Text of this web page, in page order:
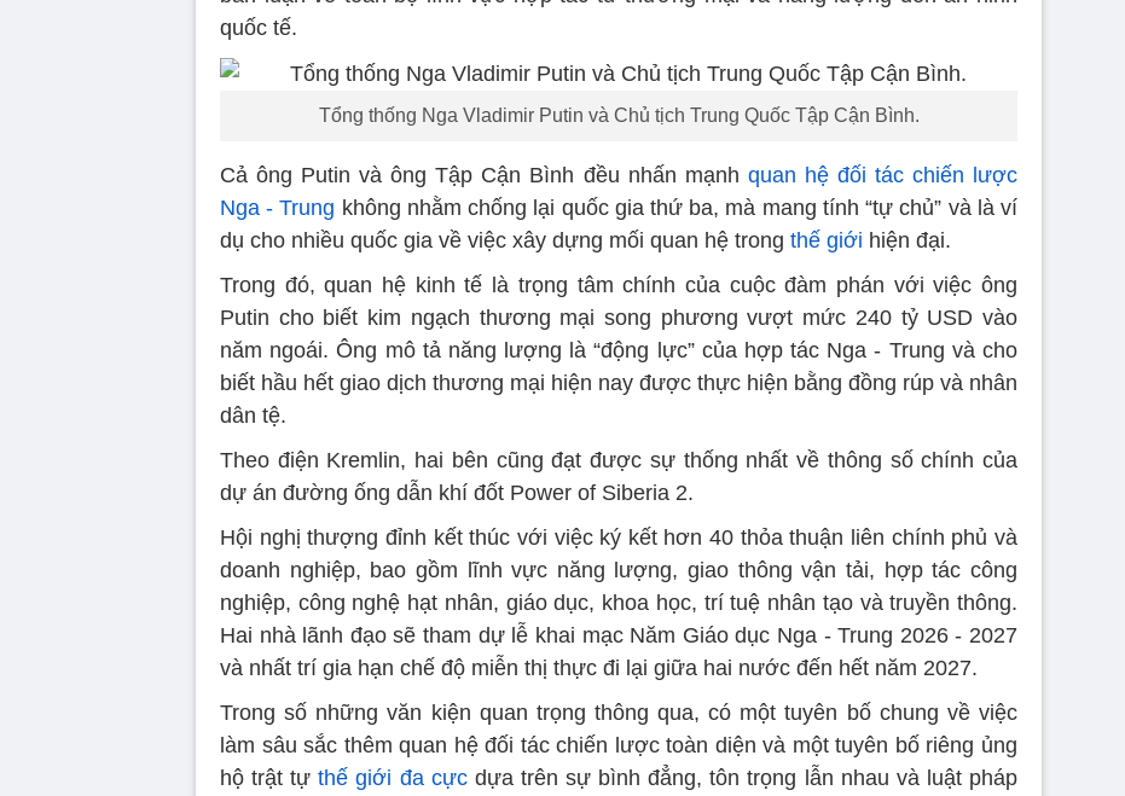
quốc tế.
Tổng thống Nga Vladimir Putin và Chủ tịch Trung Quốc Tập Cận Bình.
Cả ông Putin và ông Tập Cận Bình đều nhấn mạnh quan hệ đối tác chiến lược
Nga - Trung không nhằm chống lại quốc gia thứ ba, mà mang tính “tự chủ” và là ví
dụ cho nhiều quốc gia về việc xây dựng mối quan hệ trong thế giới hiện đại.
Trong đó, quan hệ kinh tế là trọng tâm chính của cuộc đàm phán với việc ông
Putin cho biết kim ngạch thương mại song phương vượt mức 240 tỷ USD vào
năm ngoái. Ông mô tả năng lượng là “động lực” của hợp tác Nga - Trung và cho
biết hầu hết giao dịch thương mại hiện nay được thực hiện bằng đồng rúp và nhân
dân tệ.
Theo điện Kremlin, hai bên cũng đạt được sự thống nhất về thông số chính của
dự án đường ống dẫn khí đốt Power of Siberia 2.
Hội nghị thượng đỉnh kết thúc với việc ký kết hơn 40 thỏa thuận liên chính phủ và
doanh nghiệp, bao gồm lĩnh vực năng lượng, giao thông vận tải, hợp tác công
nghiệp, công nghệ hạt nhân, giáo dục, khoa học, trí tuệ nhân tạo và truyền thông.
Hai nhà lãnh đạo sẽ tham dự lễ khai mạc Năm Giáo dục Nga - Trung 2026 - 2027
và nhất trí gia hạn chế độ miễn thị thực đi lại giữa hai nước đến hết năm 2027.
Trong số những văn kiện quan trọng thông qua, có một tuyên bố chung về việc
làm sâu sắc thêm quan hệ đối tác chiến lược toàn diện và một tuyên bố riêng ủng
hộ trật tựthế giới đa cựcdựa trên sự bình đẳng, tôn trọng lẫn nhau và luật pháp